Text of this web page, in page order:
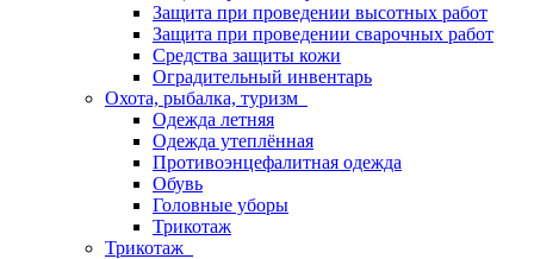
Защита при проведении высотных работ
Защита при проведении сварочных работ
Средства защиты кожи
Оградительный инвентарь
Охота, рыбалка, туризм
Одежда летняя
Одежда утеплённая
Противоэнцефалитная одежда
Обувь
Головные уборы
Трикотаж
Трикотаж